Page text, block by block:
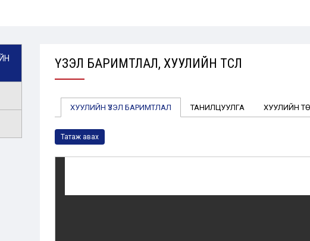
ҮЗЭЛ БАРИМТЛАЛ, ХУУЛИЙН ТӨСӨЛ
ХУУЛИЙН ҮЗЭЛ БАРИМТЛАЛ ТАНИЛЦУУЛГА ХУУЛИЙН
Татаж авах